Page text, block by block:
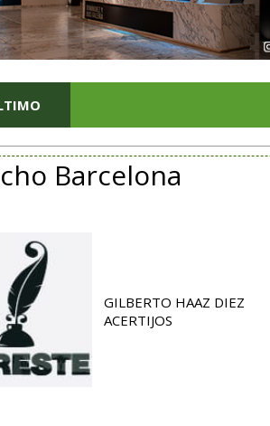
Barcelona
GILBERTO HAAZ DIEZ
ACERTIJOS